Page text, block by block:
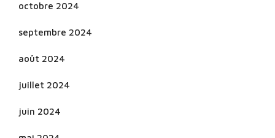
octobre 2024
septembre 2024
août 2024
juillet 2024
juin 2024